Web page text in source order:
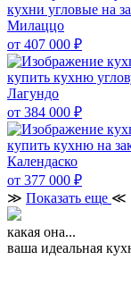
кухни угловые на
Милаццо
от 407 000 ₽
купить кухню
Лагундо
от 384 000 ₽
купить кухню на
Календаско
от 377 000 ₽
≫ Показать еще ≪
какая она...
ваша идеальная